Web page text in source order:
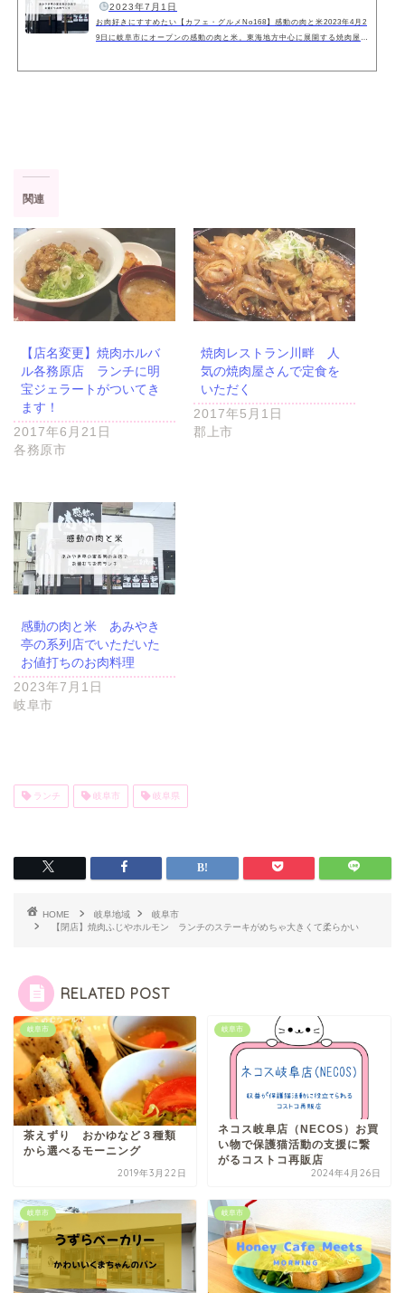
2023年7月1日
お肉好きにすすめたい【カフェ・グルメNo168】感動の肉と米2023年4月2
9日に岐阜市にオープンの感動の肉と米。東海地方中心に展開する焼肉屋さ
関連
【店名変更】焼肉ホルバ
ル各務原店 ランチに明
宝ジェラートがついてき
ます！
2017年6月21日
各務原市
焼肉レストラン川畔 人
気の焼肉屋さんで定食を
いただく
2017年5月1日
郡上市
感動の肉と米 あみやき
亭の系列店でいただいた
お値打ちのお肉料理
2023年7月1日
岐阜市
ランチ 岐阜市 岐阜県
HOME 岐阜地域
岐阜市
【閉店】焼肉ふじやホルモン ランチのステーキがめちゃ大きくて柔らかい
RELATED POST
岐阜市
茶えずり おかゆなど３種類
から選べるモーニング
2019年3月22日
岐阜市
ネコス岐阜店（NECOS）お買
い物で保護猫活動の支援に繋
がるコストコ再販店
2024年4月26日
岐阜市 岐阜市